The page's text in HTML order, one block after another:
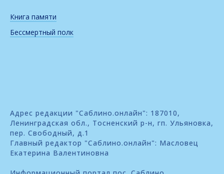
Книга памяти
Бессмертный полк
Адрес редакции "Саблино.онлайн": 187010,
Ленинградская обл., Тосненский р-н, гп. Ульяновка,
пер. Свободный, д.1
Главный редактор "Саблино.онлайн": Масловец
Екатерина Валентиновна